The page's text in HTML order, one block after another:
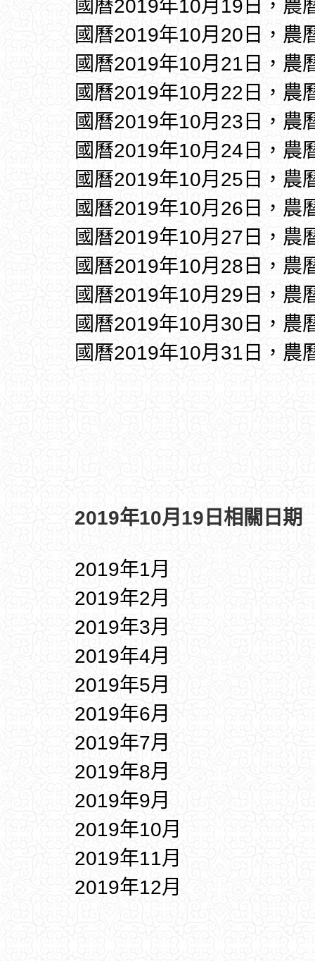
國曆2019年10月19日，農
國曆2019年10月20日，農
國曆2019年10月21日，農
國曆2019年10月22日，農
國曆2019年10月23日，農
國曆2019年10月24日，農
國曆2019年10月25日，農
國曆2019年10月26日，農
國曆2019年10月27日，農
國曆2019年10月28日，農
國曆2019年10月29日，農
國曆2019年10月30日，農
國曆2019年10月31日，農
2019年10月19日相關日期
2019年1月
2019年2月
2019年3月
2019年4月
2019年5月
2019年6月
2019年7月
2019年8月
2019年9月
2019年10月
2019年11月
2019年12月